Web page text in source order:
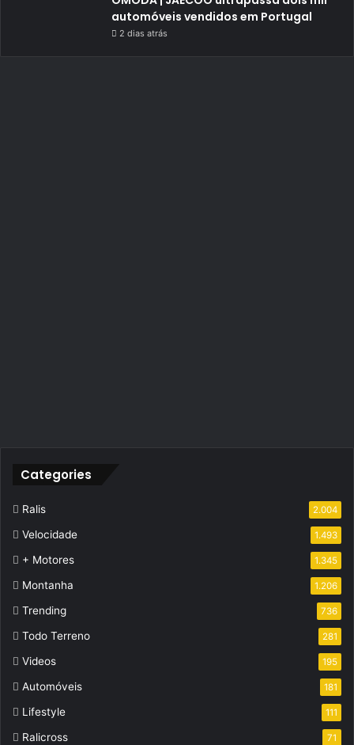
automóveis vendidos em Portugal
2 dias atrás
Categories
Ralis 2.004
Velocidade 1.493
+ Motores 1.345
Montanha 1.206
Trending 736
Todo Terreno 281
Videos 195
Automóveis 181
Lifestyle 111
Ralicross 71